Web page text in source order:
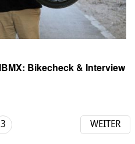
Bikecheck & Interview
3 WEITER